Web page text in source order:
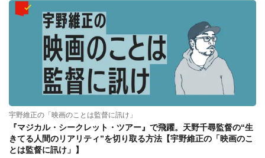
宇野維正の「映画のことは監督に訊け」
『マジカル・シークレット・ツアー』で飛躍。天野千尋監督の“生
きてる人間のリアリティ”を切り取る方法【宇野維正の「映画のこ
とは監督に訊け」】